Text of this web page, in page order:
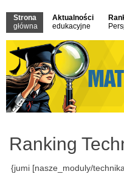
Strona
główna
Aktualności
edukacyjne
Ranking
{jumi [nasze_moduly/